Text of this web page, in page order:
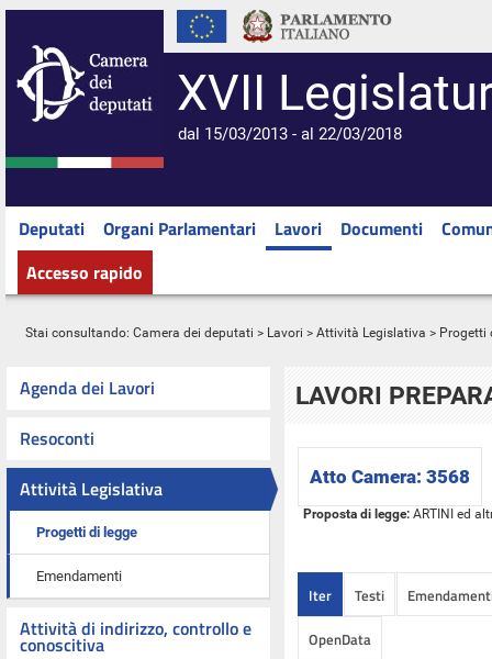
XVII
dal 15/03/2013 - al 22/03/2018
Deputati Organi Parlamentari Lavori Documenti
Accesso rapido
Stai consultando: Camera dei deputati > Lavori > Attività Legislativa > Progetti
Agenda dei Lavori
Resoconti
Attività Legislativa
Progetti di legge
Emendamenti
Attività di indirizzo, controllo e
conoscitiva
LAVORI
Atto Camera: 3568
Proposta di legge:ARTINI ed
Iter Testi
OpenData